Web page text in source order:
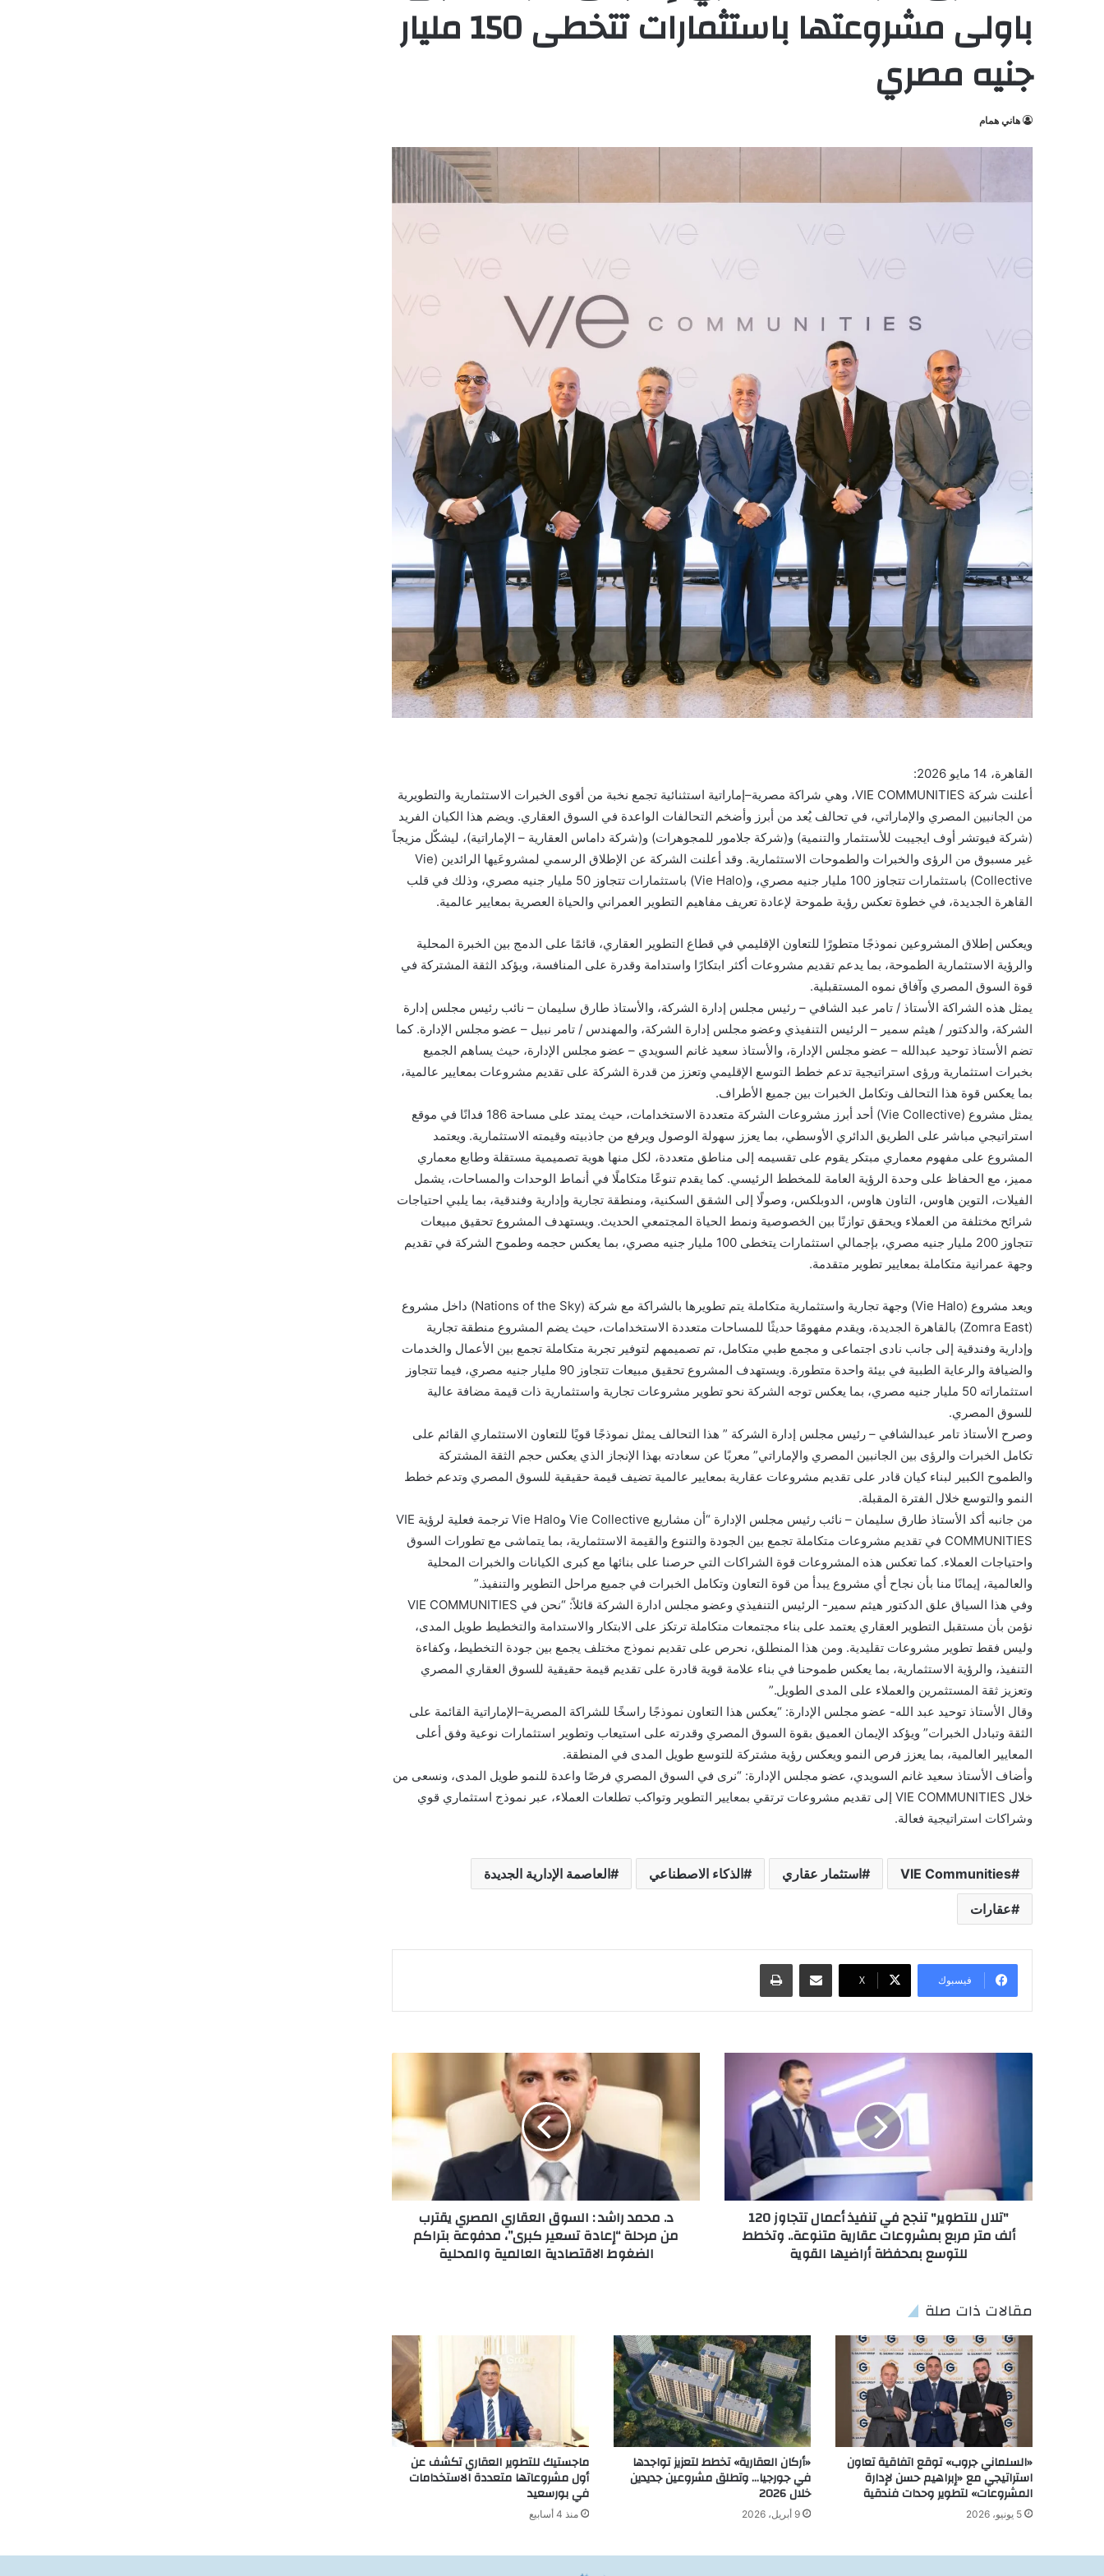
باولى مشروعتها باستثمارات تتخطى 150 مليار
جنيه مصري
هاني همام
القاهرة، 14 مايو 2026:
أعلنت شركة VIE COMMUNITIES، وهي شراكة مصرية–إماراتية استثنائية تجمع نخبة من أقوى الخبرات الاستثمارية والتطويرية
من الجانبين المصري والإماراتي، في تحالف يُعد من أبرز وأضخم التحالفات الواعدة في السوق العقاري. ويضم هذا الكيان الفريد
(شركة فيوتشر أوف ايجيبت للأستثمار والتنمية) و(شركة جلامور للمجوهرات) و(شركة داماس العقارية – الإماراتية)، ليشكّل مزيجاً
غير مسبوق من الرؤى والخبرات والطموحات الاستثمارية. وقد أعلنت الشركة عن الإطلاق الرسمي لمشروعَيها الرائدين (Vie
Collective) باستثمارات تتجاوز 100 مليار جنيه مصري، و(Vie Halo) باستثمارات تتجاوز 50 مليار جنيه مصري، وذلك في قلب
القاهرة الجديدة، في خطوة تعكس رؤية طموحة لإعادة تعريف مفاهيم التطوير العمراني والحياة العصرية بمعايير عالمية.
ويعكس إطلاق المشروعين نموذجًا متطورًا للتعاون الإقليمي في قطاع التطوير العقاري، قائمًا على الدمج بين الخبرة المحلية
والرؤية الاستثمارية الطموحة، بما يدعم تقديم مشروعات أكثر ابتكارًا واستدامة وقدرة على المنافسة، ويؤكد الثقة المشتركة في
قوة السوق المصري وآفاق نموه المستقبلية.
يمثل هذه الشراكة الأستاذ / تامر عبد الشافي – رئيس مجلس إدارة الشركة، والأستاذ طارق سليمان – نائب رئيس مجلس إدارة
الشركة، والدكتور / هيثم سمير – الرئيس التنفيذي وعضو مجلس إدارة الشركة، والمهندس / تامر نبيل – عضو مجلس الإدارة. كما
تضم الأستاذ توحيد عبدالله – عضو مجلس الإدارة، والأستاذ سعيد غانم السويدي – عضو مجلس الإدارة، حيث يساهم الجميع
بخبرات استثمارية ورؤى استراتيجية تدعم خطط التوسع الإقليمي وتعزز من قدرة الشركة على تقديم مشروعات بمعايير عالمية،
بما يعكس قوة هذا التحالف وتكامل الخبرات بين جميع الأطراف.
يمثل مشروع (Vie Collective) أحد أبرز مشروعات الشركة متعددة الاستخدامات، حيث يمتد على مساحة 186 فدانًا في موقع
استراتيجي مباشر على الطريق الدائري الأوسطي، بما يعزز سهولة الوصول ويرفع من جاذبيته وقيمته الاستثمارية. ويعتمد
المشروع على مفهوم معماري مبتكر يقوم على تقسيمه إلى مناطق متعددة، لكل منها هوية تصميمية مستقلة وطابع معماري
مميز، مع الحفاظ على وحدة الرؤية العامة للمخطط الرئيسي. كما يقدم تنوعًا متكاملًا في أنماط الوحدات والمساحات، يشمل
الفيلات، التوين هاوس، التاون هاوس، الدوبلكس، وصولًا إلى الشقق السكنية، ومنطقة تجارية وإدارية وفندقية، بما يلبي احتياجات
شرائح مختلفة من العملاء ويحقق توازنًا بين الخصوصية ونمط الحياة المجتمعي الحديث. ويستهدف المشروع تحقيق مبيعات
تتجاوز 200 مليار جنيه مصري، بإجمالي استثمارات يتخطى 100 مليار جنيه مصري، بما يعكس حجمه وطموح الشركة في تقديم
وجهة عمرانية متكاملة بمعايير تطوير متقدمة.
ويعد مشروع (Vie Halo) وجهة تجارية واستثمارية متكاملة يتم تطويرها بالشراكة مع شركة (Nations of the Sky) داخل مشروع
(Zomra East) بالقاهرة الجديدة، ويقدم مفهومًا حديثًا للمساحات متعددة الاستخدامات، حيث يضم المشروع منطقة تجارية
وإدارية وفندقية إلى جانب نادى اجتماعى و مجمع طبي متكامل، تم تصميمهم لتوفير تجربة متكاملة تجمع بين الأعمال والخدمات
والضيافة والرعاية الطبية في بيئة واحدة متطورة. ويستهدف المشروع تحقيق مبيعات تتجاوز 90 مليار جنيه مصري، فيما تتجاوز
استثماراته 50 مليار جنيه مصري، بما يعكس توجه الشركة نحو تطوير مشروعات تجارية واستثمارية ذات قيمة مضافة عالية
للسوق المصري.
وصرح الأستاذ تامر عبدالشافي – رئيس مجلس إدارة الشركة ” هذا التحالف يمثل نموذجًا قويًا للتعاون الاستثماري القائم على
تكامل الخبرات والرؤى بين الجانبين المصري والإماراتي” معربًا عن سعادته بهذا الإنجاز الذي يعكس حجم الثقة المشتركة
والطموح الكبير لبناء كيان قادر على تقديم مشروعات عقارية بمعايير عالمية تضيف قيمة حقيقية للسوق المصري وتدعم خطط
النمو والتوسع خلال الفترة المقبلة.
من جانبه أكد الأستاذ طارق سليمان – نائب رئيس مجلس الإدارة “أن مشاريع Vie Collective وVie Halo ترجمة فعلية لرؤية VIE
COMMUNITIES في تقديم مشروعات متكاملة تجمع بين الجودة والتنوع والقيمة الاستثمارية، بما يتماشى مع تطورات السوق
واحتياجات العملاء. كما تعكس هذه المشروعات قوة الشراكات التي حرصنا على بنائها مع كبرى الكيانات والخبرات المحلية
والعالمية، إيمانًا منا بأن نجاح أي مشروع يبدأ من قوة التعاون وتكامل الخبرات في جميع مراحل التطوير والتنفيذ.”
وفي هذا السياق علق الدكتور هيثم سمير- الرئيس التنفيذي وعضو مجلس ادارة الشركة قائلاً: “نحن في VIE COMMUNITIES
نؤمن بأن مستقبل التطوير العقاري يعتمد على بناء مجتمعات متكاملة ترتكز على الابتكار والاستدامة والتخطيط طويل المدى،
وليس فقط تطوير مشروعات تقليدية. ومن هذا المنطلق، نحرص على تقديم نموذج مختلف يجمع بين جودة التخطيط، وكفاءة
التنفيذ، والرؤية الاستثمارية، بما يعكس طموحنا في بناء علامة قوية قادرة على تقديم قيمة حقيقية للسوق العقاري المصري
وتعزيز ثقة المستثمرين والعملاء على المدى الطويل.”
وقال الأستاذ توحيد عبد الله- عضو مجلس الإدارة: “يعكس هذا التعاون نموذجًا راسخًا للشراكة المصرية–الإماراتية القائمة على
الثقة وتبادل الخبرات” ويؤكد الإيمان العميق بقوة السوق المصري وقدرته على استيعاب وتطوير استثمارات نوعية وفق أعلى
المعايير العالمية، بما يعزز فرص النمو ويعكس رؤية مشتركة للتوسع طويل المدى في المنطقة.
وأضاف الأستاذ سعيد غانم السويدي، عضو مجلس الإدارة: “نرى في السوق المصري فرصًا واعدة للنمو طويل المدى، ونسعى من
خلال VIE COMMUNITIES إلى تقديم مشروعات ترتقي بمعايير التطوير وتواكب تطلعات العملاء، عبر نموذج استثماري قوي
وشراكات استراتيجية فعالة.
VIE Communities استثمار عقاري الذكاء الاصطناعي العاصمة الإدارية الجديدة
عقارات
فيسبوك X
مشاركة عبر البريد طباعة
"تلال للتطوير" تنجح في تنفيذ أعمال تتجاوز 120
ألف متر مربع بمشروعات عقارية متنوعة.. وتخطط
للتوسع بمحفظة أراضيها القوية
د. محمد راشد : السوق العقاري المصري يقترب
من مرحلة “إعادة تسعير كبرى”، مدفوعة بتراكم
الضغوط الاقتصادية العالمية والمحلية
مقالات ذات صلة
«السلماني جروب» توقع اتفاقية تعاون
استراتيجي مع «إبراهيم حسن لإدارة
المشروعات» لتطوير وحدات فندقية
5 يونيو، 2026
«أركان العقارية» تخطط لتعزيز تواجدها
في جورجيا… وتطلق مشروعين جديدين
خلال 2026
9 أبريل، 2026
ماجستيك للتطوير العقاري تكشف عن
أول مشروعاتها متعددة الاستخدامات
في بورسعيد
منذ 4 أسابيع